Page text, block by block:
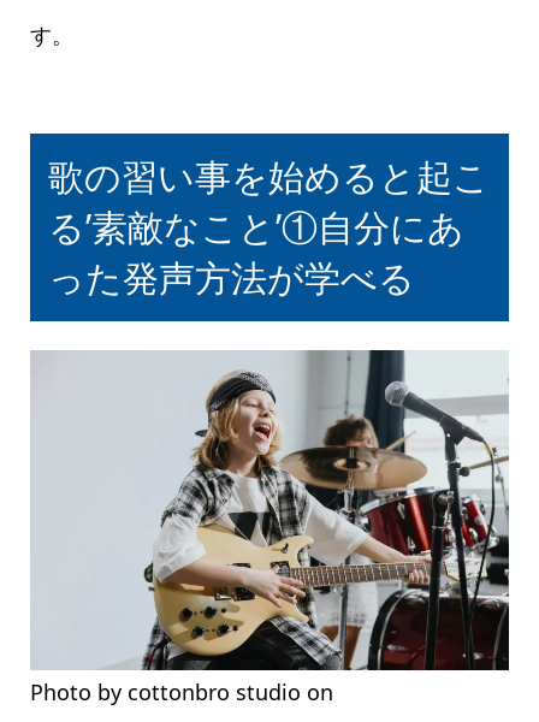
す。
歌の習い事を始めると起こ
る’素敵なこと’①自分にあ
った発声方法が学べる
Photo by cottonbro studio on